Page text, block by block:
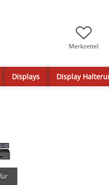
Merkzettel
Displays Display